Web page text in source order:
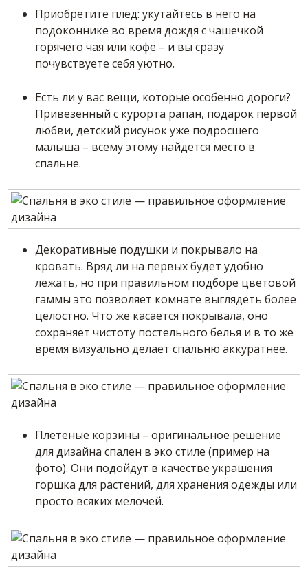
Приобретите плед: укутайтесь в него на
подоконнике во время дождя с чашечкой
горячего чая или кофе – и вы сразу
почувствуете себя уютно.
Есть ли у вас вещи, которые особенно дороги?
Привезенный с курорта рапан, подарок первой
любви, детский рисунок уже подросшего
малыша – всему этому найдется место в
спальне.
Декоративные подушки и покрывало на
кровать. Вряд ли на первых будет удобно
лежать, но при правильном подборе цветовой
гаммы это позволяет комнате выглядеть более
целостно. Что же касается покрывала, оно
сохраняет чистоту постельного белья и в то же
время визуально делает спальню аккуратнее.
Плетеные корзины – оригинальное решение
для дизайна спален в эко стиле (пример на
фото). Они подойдут в качестве украшения
горшка для растений, для хранения одежды или
просто всяких мелочей.